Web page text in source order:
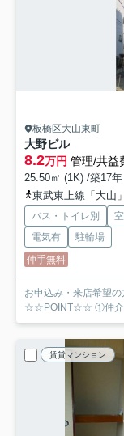
板橋区大山東町
大野ビル
8.2万円 管理/共益
25.50㎡ (1K) /築17年
東武東上線「大山
バス・トイレ別
電気有
駐輪場
仲手無料
お申込み・来店希望
☆☆POINT☆☆ ①仲介
賃貸マンション